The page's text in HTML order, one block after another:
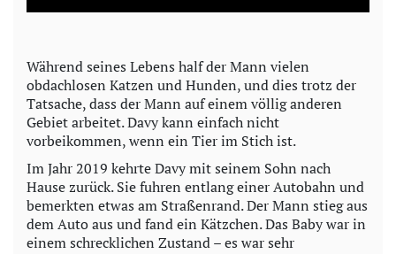
a
y
V
i
d
e
Während seines Lebens half der Mann vielen
obdachlosen Katzen und Hunden, und dies trotz der
Tatsache, dass der Mann auf einem völlig anderen
Gebiet arbeitet. Davy kann einfach nicht
vorbeikommen, wenn ein Tier im Stich ist.
Im Jahr 2019 kehrte Davy mit seinem Sohn nach
Hause zurück. Sie fuhren entlang einer Autobahn und
bemerkten etwas am Straßenrand. Der Mann stieg aus
dem Auto aus und fand ein Kätzchen. Das Baby war in
einem schrecklichen Zustand – es war sehr